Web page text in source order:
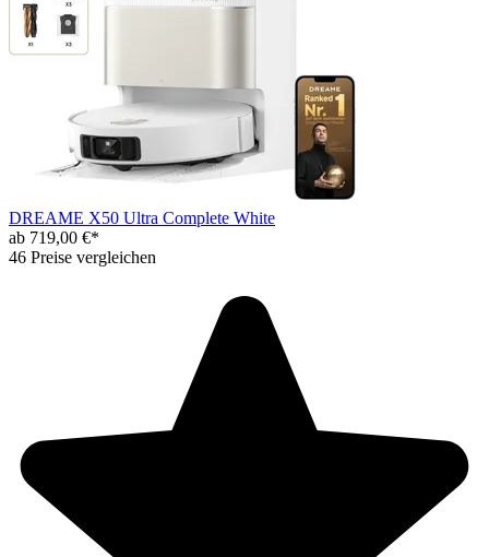
DREAME X50 Ultra Complete White
ab 719,00 €*
46 Preise vergleichen